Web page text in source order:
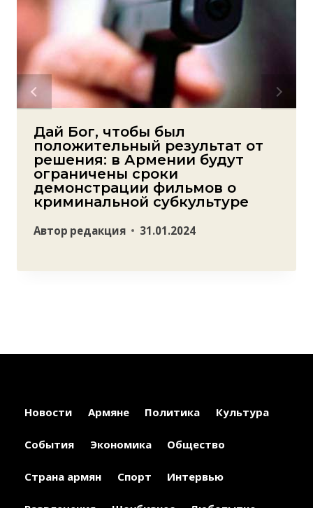
Дай Бог, чтобы был
положительный результат от
решения: в Армении будут
ограничены сроки
демонстрации фильмов о
криминальной субкультуре
Автор редакция 31.01.2024
Новости Армяне Политика Культура
События Экономика Общество
Страна армян Спорт Интервью